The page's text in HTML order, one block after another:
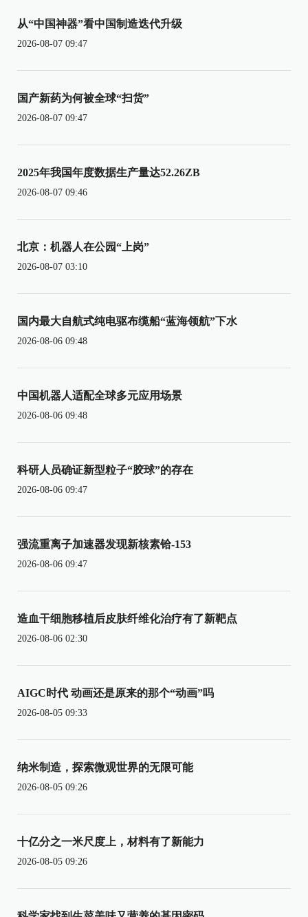
从“中国神器”看中国制造迭代升级
2026-08-07 09:47
国产新药为何被全球“扫货”
2026-08-07 09:47
2025年我国年度数据生产量达52.26ZB
2026-08-07 09:46
北京：机器人在公园“上岗”
2026-08-07 03:10
国内最大自航式纯电驱布缆船“蓝海领航”下水
2026-08-06 09:48
中国机器人适配全球多元应用场景
2026-08-06 09:48
科研人员确证新型粒子“胶球”的存在
2026-08-06 09:47
强流重离子加速器发现新核素铪-153
2026-08-06 09:47
造血干细胞移植后皮肤纤维化治疗有了新靶点
2026-08-06 02:30
AIGC时代 动画还是原来的那个“动画”吗
2026-08-05 09:33
纳米制造，探索微观世界的无限可能
2026-08-05 09:26
十亿分之一米尺度上，材料有了新能力
2026-08-05 09:26